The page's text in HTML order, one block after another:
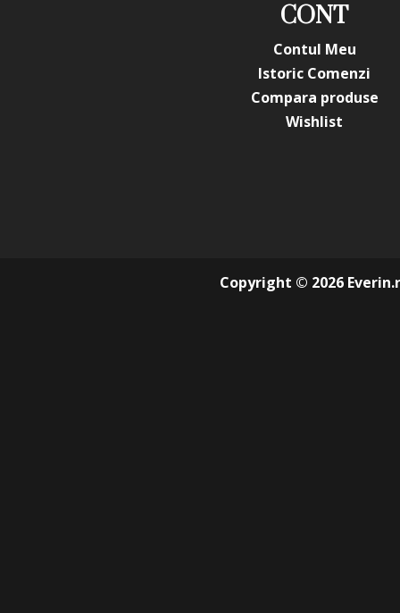
CONT
Contul Meu
Istoric Comenzi
Compara produse
Wishlist
Copyright © 2026